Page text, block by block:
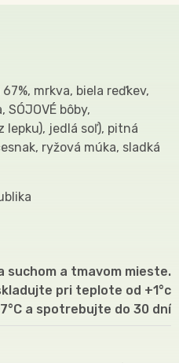
mrkva, biela reďkev,
SÓJOVÉ bôby,
lepku), jedlá soľ), pitná
ryžová múka, sladká
suchom a tmavom mieste.
pri teplote od +1°c
a spotrebujte do 30 dní